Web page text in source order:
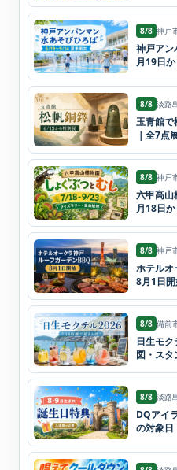
8/8 神戸
神戸アン
月19日
8/8 淡路
玉青館で
｜全7点
8/8 神戸
六甲高山
月18日
8/8 神戸
ホテルオ
8月1日
8/8 備前
日生モ
図・ス
8/8 淡路
DQアイ
の対象日